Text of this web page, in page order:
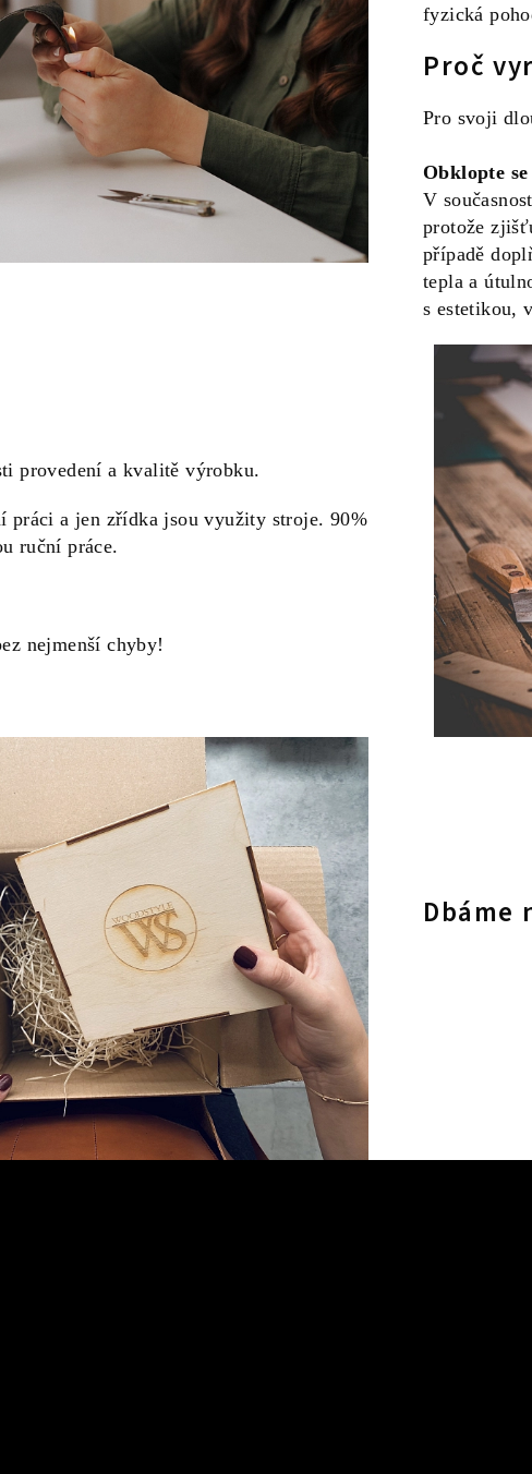
fyzická
Proč
Pro svoji
Obklopte
V
protože
případě
tepla a
s estetikou,
provedení a kvalitě výrobku.
práci a jen zřídka jsou využity stroje. 90%
ruční práce.
nejmenší chyby!
Dbáme